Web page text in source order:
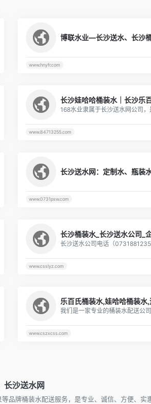
www.hnyfr.com
www.84713255.com
www.0731psw.com
www.csslyz.com
www.cszxcss.com
长沙送水网
品牌桶装水配送服务，是专业、诚信、方便、实